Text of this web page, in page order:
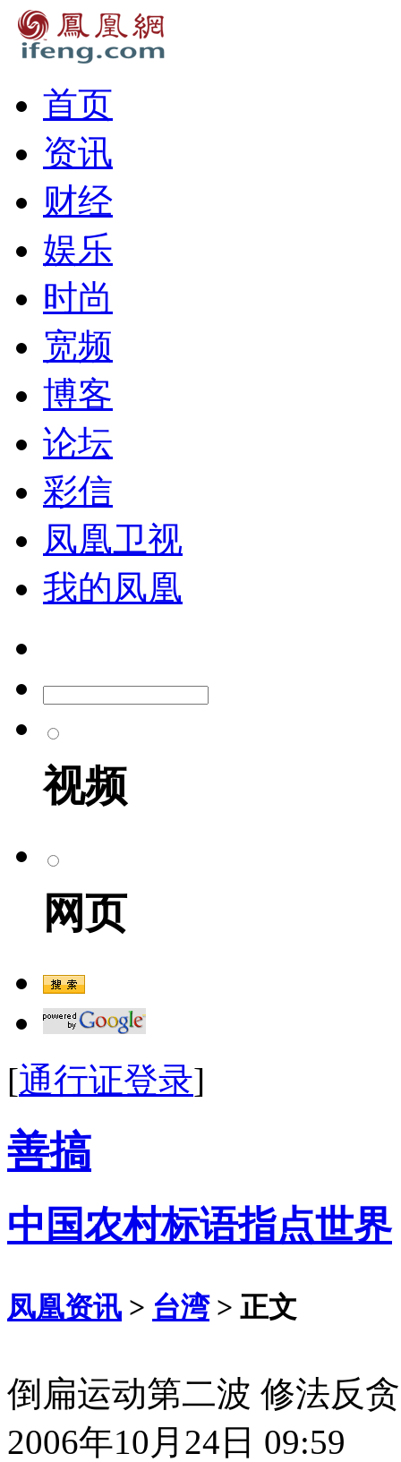
首页
资讯
财经
娱乐
时尚
宽频
博客
论坛
彩信
凤凰卫视
我的凤凰
视频
网页
[通行证登录]
善搞
中国农村标语指点世界
凤凰资讯 > 台湾> 正文
倒扁运动第二波 修法反
2006年10月24日 09:59